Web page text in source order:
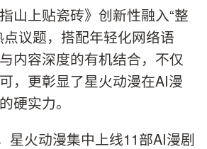
山上贴瓷砖》创新性融入“整
点议题，搭配年轻化网络语
内容深度的有机结合，不仅
，更彰显了星火动漫在AI漫
硬实力。
星火动漫集中上线11部AI漫剧